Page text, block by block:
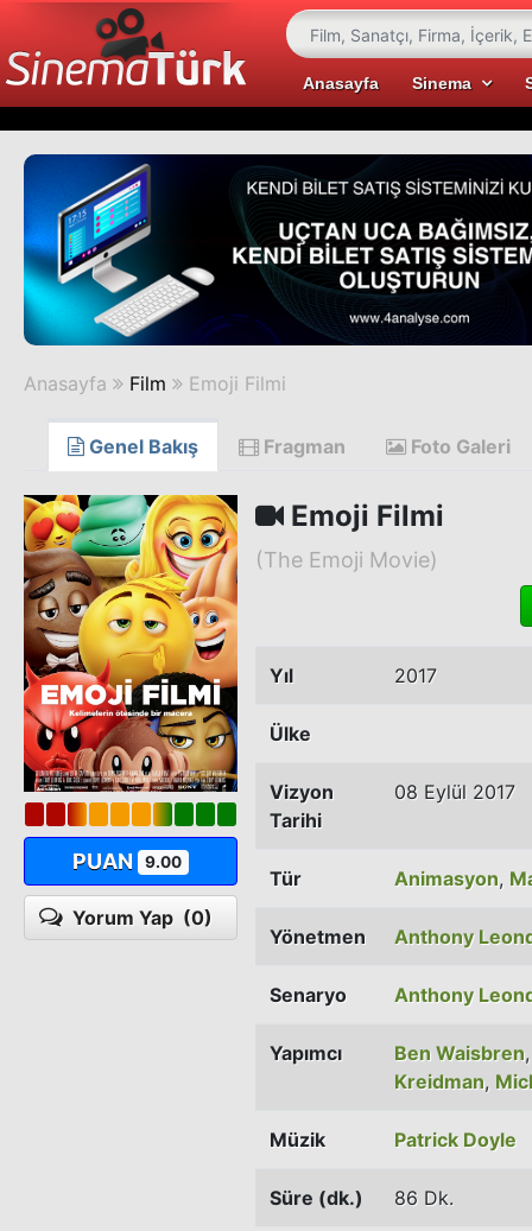
Anasayfa Sinema
Anasayfa Film Emoji Filmi
Genel Bakış Fragman Foto Galeri
PUAN 9.00
Yorum Yap (0)
Emoji Filmi
(The Emoji Movie)
Yıl 2017
Ülke
Vizyon
Tarihi
08 Eylül 2017
Tür Animasyon,
Yönetmen Anthony
Senaryo Anthony
Yapımcı Ben Waisbren
Kreidman,
Müzik Patrick Doyle
Süre (dk.) 86 Dk.